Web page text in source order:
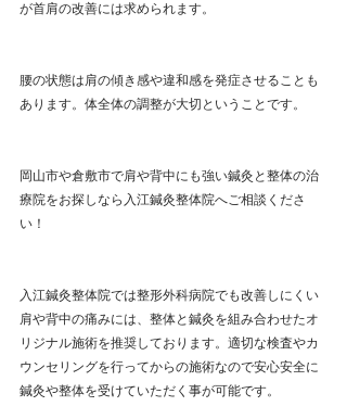
が首肩の改善には求められます。
腰の状態は肩の傾き感や違和感を発症させることも
あります。体全体の調整が大切ということです。
岡山市や倉敷市で肩や背中にも強い鍼灸と整体の治
療院をお探しなら入江鍼灸整体院へご相談くださ
い！
入江鍼灸整体院では整形外科病院でも改善しにくい
肩や背中の痛みには、整体と鍼灸を組み合わせたオ
リジナル施術を推奨しております。適切な検査やカ
ウンセリングを行ってからの施術なので安心安全に
鍼灸や整体を受けていただく事が可能です。